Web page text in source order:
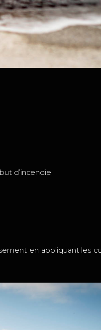
d’incendie
en appliquant les